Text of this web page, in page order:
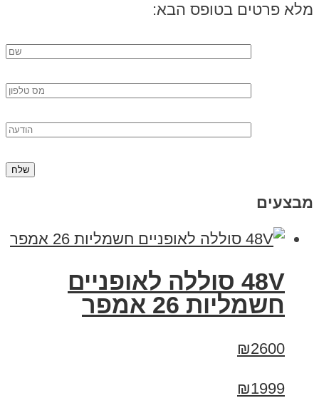
מלא פרטים בטופס הבא:
מבצעים
48V סוללה לאופניים
חשמליות 26 אמפר
₪2600
₪1999